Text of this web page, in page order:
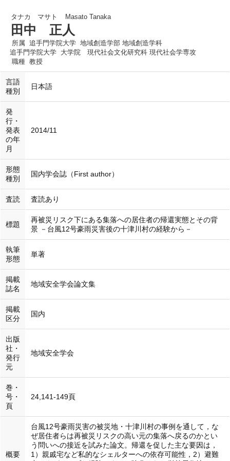
タナカ マサト Masato Tanaka
田中 正人
所属 追手門学院大学 地域創造学部 地域創造学科
追手門学院大学 大学院 現代社会文化研究科 現代社会学専攻
職種 教授
言語
種別
日本語
発
行・
発表
の年
月
2014/11
形態
種別
国内学会誌（First author）
査読 査読あり
標題
再被災リスク下にある集落への居住者の帰還実態とその背
景 －台風12号豪雨災害後の十津川村の経験から－
執筆
形態
単著
掲載
誌名
地域安全学会論文集
掲載
区分
国内
出版
社・
発行
元
地域安全学会
巻・
号・
頁
24,141-149頁
概要
台風12号豪雨災害の被災地・十津川村の事例を通して，な
ぜ居住者らは再被災リスクの高い元の集落へ戻るのかとい
う問いへの接近を試みた論文。帰還を促した主な要因は，
1）親戚宅など私的なシェルターへの依存可能性，2）避難